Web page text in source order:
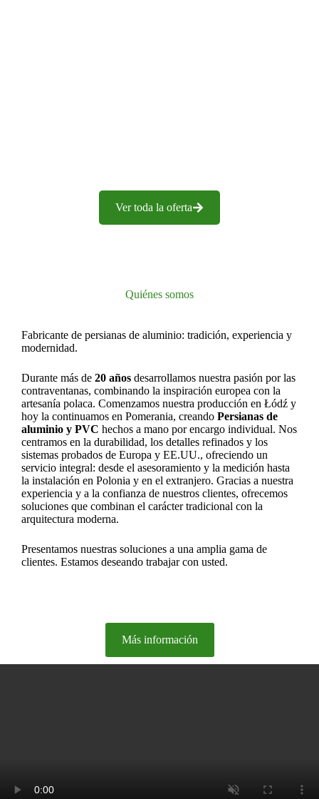
Ver toda la oferta
Quiénes somos
Fabricante de persianas de aluminio: tradición, experiencia y
modernidad.
Durante más de 20 años desarrollamos nuestra pasión por las
contraventanas, combinando la inspiración europea con la
artesanía polaca. Comenzamos nuestra producción en Łódź y
hoy la continuamos en Pomerania, creando Persianas de
aluminio y PVC hechos a mano por encargo individual. Nos
centramos en la durabilidad, los detalles refinados y los
sistemas probados de Europa y EE.UU., ofreciendo un
servicio integral: desde el asesoramiento y la medición hasta
la instalación en Polonia y en el extranjero. Gracias a nuestra
experiencia y a la confianza de nuestros clientes, ofrecemos
soluciones que combinan el carácter tradicional con la
arquitectura moderna.
Presentamos nuestras soluciones a una amplia gama de
clientes. Estamos deseando trabajar con usted.
Más información